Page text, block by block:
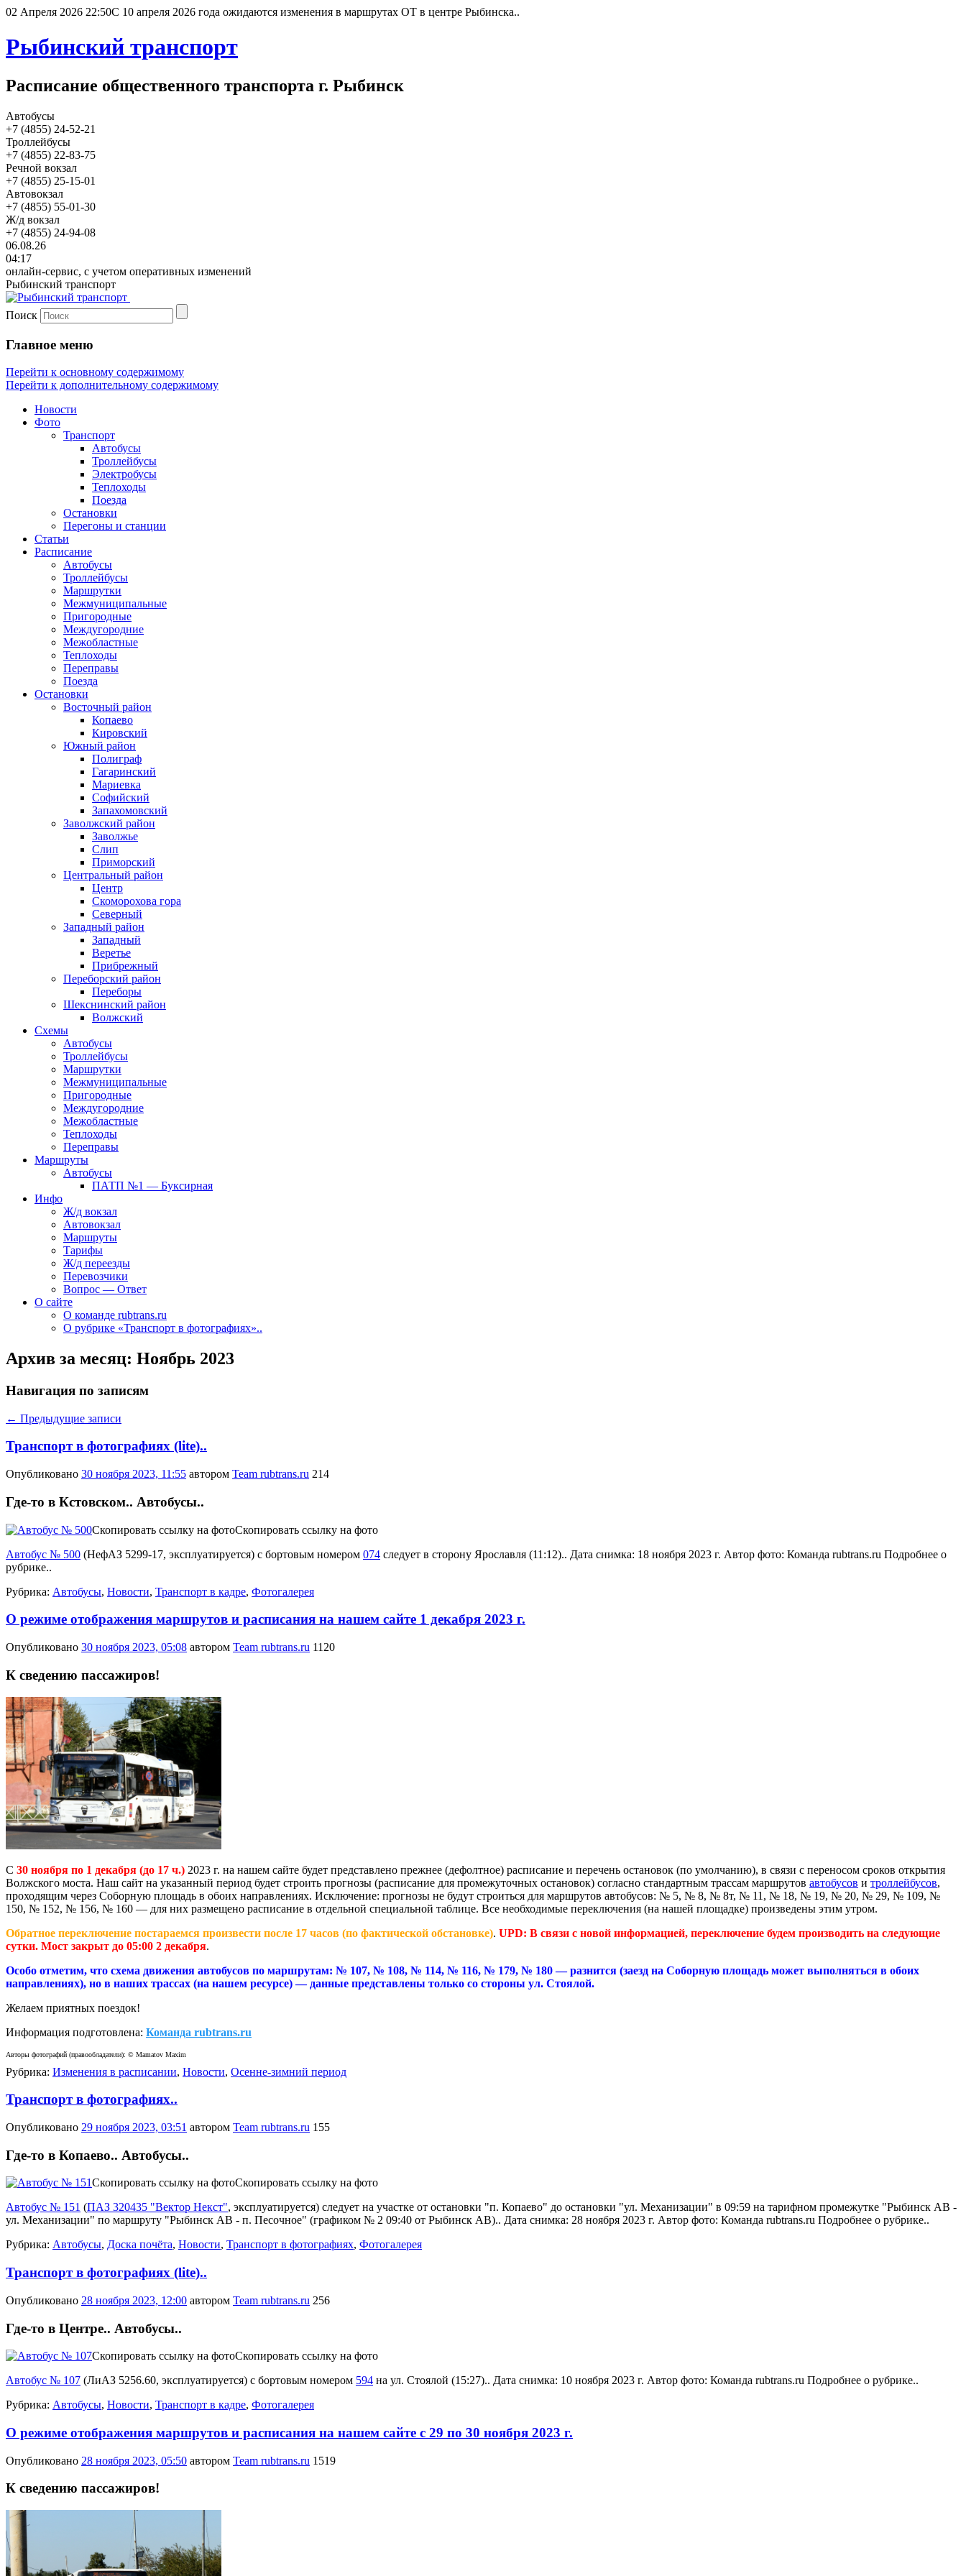
02 Апреля 2026 22:50С 10 апреля 2026 года ожидаются изменения в маршрутах ОТ в центре Рыбинска..
Рыбинский транспорт
Расписание общественного транспорта г. Рыбинск
Автобусы
+7 (4855) 24-52-21
Троллейбусы
+7 (4855) 22-83-75
Речной вокзал
+7 (4855) 25-15-01
Автовокзал
+7 (4855) 55-01-30
Ж/д вокзал
+7 (4855) 24-94-08
06.08.26
04:17
онлайн-сервис, с учетом оперативных изменений
Рыбинский транспорт
Поиск
Главное меню
Перейти к основному содержимому
Перейти к дополнительному содержимому
Новости
Фото
Транспорт
Автобусы
Троллейбусы
Электробусы
Теплоходы
Поезда
Остановки
Перегоны и станции
Статьи
Расписание
Автобусы
Троллейбусы
Маршрутки
Межмуниципальные
Пригородные
Междугородние
Межобластные
Теплоходы
Переправы
Поезда
Остановки
Восточный район
Копаево
Кировский
Южный район
Полиграф
Гагаринский
Мариевка
Софийский
Запахомовский
Заволжский район
Заволжье
Слип
Приморский
Центральный район
Центр
Скоморохова гора
Северный
Западный район
Западный
Веретье
Прибрежный
Переборский район
Переборы
Шекснинский район
Волжский
Схемы
Автобусы
Троллейбусы
Маршрутки
Межмуниципальные
Пригородные
Междугородние
Межобластные
Теплоходы
Переправы
Маршруты
Автобусы
ПАТП №1 — Буксирная
Инфо
Ж/д вокзал
Автовокзал
Маршруты
Тарифы
Ж/д переезды
Перевозчики
Вопрос — Ответ
О сайте
О команде rubtrans.ru
О рубрике «Транспорт в фотографиях»..
Архив за месяц: Ноябрь 2023
Навигация по записям
← Предыдущие записи
Транспорт в фотографиях (lite)..
Опубликовано 30 ноября 2023, 11:55 автором Team rubtrans.ru 214
Где-то в Кстовском.. Автобусы..
Скопировать ссылку на фотоСкопировать ссылку на фото
Автобус № 500 (НефАЗ 5299-17, эксплуатируется) с бортовым номером 074 следует в сторону Ярославля (11:12).. Дата снимка: 18 ноября 2023 г. Автор фото: Команда rubtrans.ru Подробнее о
рубрике..
Рубрика: Автобусы, Новости, Транспорт в кадре, Фотогалерея
О режиме отображения маршрутов и расписания на нашем сайте 1 декабря 2023 г.
Опубликовано 30 ноября 2023, 05:08 автором Team rubtrans.ru 1120
К сведению пассажиров!
С 30 ноября по 1 декабря (до 17 ч.) 2023 г. на нашем сайте будет представлено прежнее (дефолтное) расписание и перечень остановок (по умолчанию), в связи с переносом сроков открытия
Волжского моста. Наш сайт на указанный период будет строить прогнозы (расписание для промежуточных остановок) согласно стандартным трассам маршрутов автобусов и троллейбусов,
проходящим через Соборную площадь в обоих направлениях. Исключение: прогнозы не будут строиться для маршрутов автобусов: № 5, № 8, № 8т, № 11, № 18, № 19, № 20, № 29, № 109, №
150, № 152, № 156, № 160 — для них размещено расписание в отдельной специальной таблице. Все необходимые переключения (на нашей площадке) произведены этим утром.
Обратное переключение постараемся произвести после 17 часов (по фактической обстановке). UPD: В связи с новой информацией, переключение будем производить на следующие
сутки. Мост закрыт до 05:00 2 декабря.
Особо отметим, что схема движения автобусов по маршрутам: № 107, № 108, № 114, № 116, № 179, № 180 — разнится (заезд на Соборную площадь может выполняться в обоих
направлениях), но в наших трассах (на нашем ресурсе) — данные представлены только со стороны ул. Стоялой.
Желаем приятных поездок!
Информация подготовлена: Команда rubtrans.ru
Авторы фотографий (правообладатели): © Mamatov Maxim
Рубрика: Изменения в расписании, Новости, Осенне-зимний период
Транспорт в фотографиях..
Опубликовано 29 ноября 2023, 03:51 автором Team rubtrans.ru 155
Где-то в Копаево.. Автобусы..
Скопировать ссылку на фотоСкопировать ссылку на фото
Автобус № 151 (ПАЗ 320435 "Вектор Некст", эксплуатируется) следует на участке от остановки "п. Копаево" до остановки "ул. Механизации" в 09:59 на тарифном промежутке "Рыбинск АВ -
ул. Механизации" по маршруту "Рыбинск АВ - п. Песочное" (графиком № 2 09:40 от Рыбинск АВ).. Дата снимка: 28 ноября 2023 г. Автор фото: Команда rubtrans.ru Подробнее о рубрике..
Рубрика: Автобусы, Доска почёта, Новости, Транспорт в фотографиях, Фотогалерея
Транспорт в фотографиях (lite)..
Опубликовано 28 ноября 2023, 12:00 автором Team rubtrans.ru 256
Где-то в Центре.. Автобусы..
Скопировать ссылку на фотоСкопировать ссылку на фото
Автобус № 107 (ЛиАЗ 5256.60, эксплуатируется) с бортовым номером 594 на ул. Стоялой (15:27).. Дата снимка: 10 ноября 2023 г. Автор фото: Команда rubtrans.ru Подробнее о рубрике..
Рубрика: Автобусы, Новости, Транспорт в кадре, Фотогалерея
О режиме отображения маршрутов и расписания на нашем сайте с 29 по 30 ноября 2023 г.
Опубликовано 28 ноября 2023, 05:50 автором Team rubtrans.ru 1519
К сведению пассажиров!